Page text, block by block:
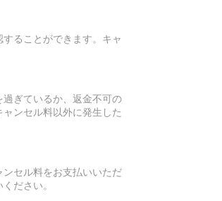
ることができます。キャ
ぎているか、返金不可の
ンセル料以外に発生した
セル料をお支払いいただ
ださい。